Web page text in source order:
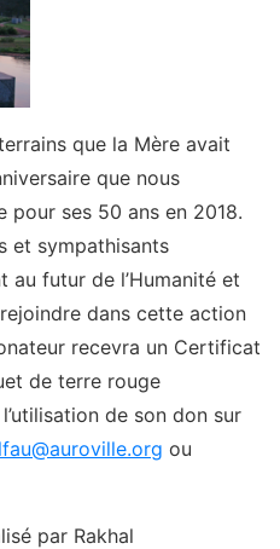
que la Mère avait
que nous
ses 50 ans en 2018.
et sympathisants
au futur de l’Humanité et
dans cette action
recevra un Certificat
de terre rouge
de son don sur
lfau@auroville.org ou
par Rakhal